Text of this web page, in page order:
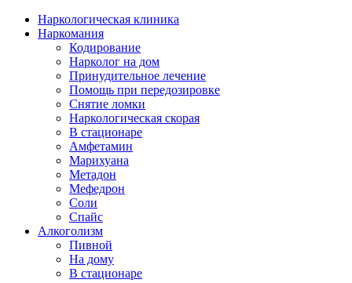
Наркологическая клиника
Наркомания
Кодирование
Нарколог на дом
Принудительное лечение
Помощь при передозировке
Снятие ломки
Наркологическая скорая
В стационаре
Амфетамин
Марихуана
Метадон
Мефедрон
Соли
Спайс
Алкоголизм
Пивной
На дому
В стационаре